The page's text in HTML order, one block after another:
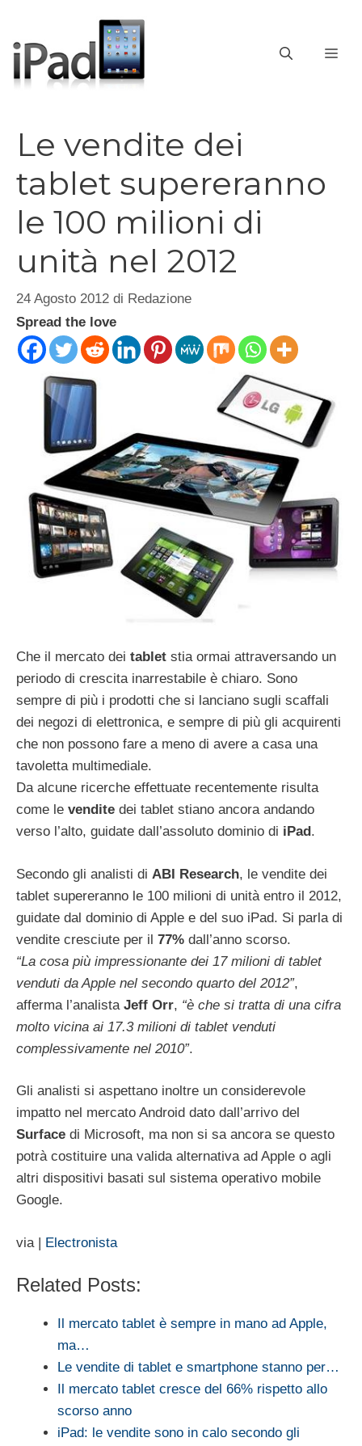
contenuto
Le vendite dei
tablet supereranno
le 100 milioni di
unità nel 2012
24 Agosto 2012 di Redazione
Spread the love
Che il mercato dei tablet stia ormai attraversando un
periodo di crescita inarrestabile è chiaro. Sono
sempre di più i prodotti che si lanciano sugli scaffali
dei negozi di elettronica, e sempre di più gli acquirenti
che non possono fare a meno di avere a casa una
tavoletta multimediale.
Da alcune ricerche effettuate recentemente risulta
come le vendite dei tablet stiano ancora andando
verso l’alto, guidate dall’assoluto dominio di iPad.
Secondo gli analisti di ABI Research, le vendite dei
tablet supereranno le 100 milioni di unità entro il 2012,
guidate dal dominio di Apple e del suo iPad. Si parla di
vendite cresciute per il 77% dall’anno scorso.
“La cosa più impressionante dei 17 milioni di tablet
venduti da Apple nel secondo quarto del 2012”,
afferma l’analista Jeff Orr, “è che si tratta di una cifra
molto vicina ai 17.3 milioni di tablet venduti
complessivamente nel 2010”.
Gli analisti si aspettano inoltre un considerevole
impatto nel mercato Android dato dall’arrivo del
Surface di Microsoft, ma non si sa ancora se questo
potrà costituire una valida alternativa ad Apple o agli
altri dispositivi basati sul sistema operativo mobile
Google.
via | Electronista
Related Posts:
Il mercato tablet è sempre in mano ad Apple,
ma…
Le vendite di tablet e smartphone stanno per…
Il mercato tablet cresce del 66% rispetto allo
scorso anno
iPad: le vendite sono in calo secondo gli